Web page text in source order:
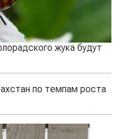
жука будут
по темпам роста